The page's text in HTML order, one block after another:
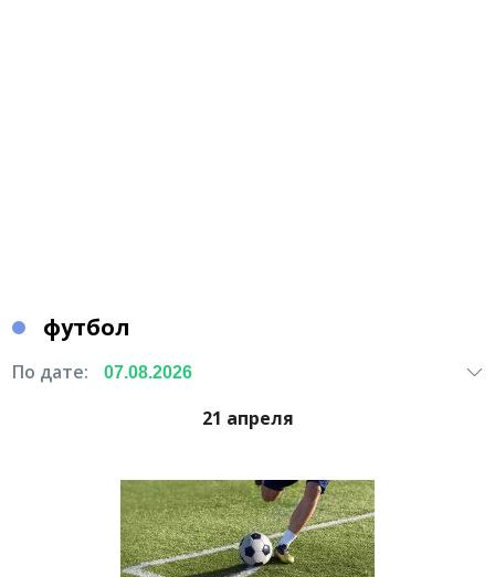
футбол
По дате:
21 апреля